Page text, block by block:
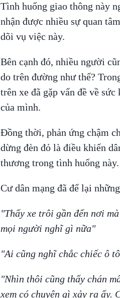
Tình huống giao thông này
nhận được nhiều sự quan
dõi vụ việc này.
Bên cạnh đó, nhiều người
do trên đường như thế?
trên xe đã gặp vấn đề về
của mình.
Đồng thời, phản ứng chậm
dừng đèn đỏ là điều khiến
thương trong tình huống này.
Cư dân mạng đã để lại
"Thấy xe trôi gần đến nơi
mọi người nghĩ gì nữa"
"Ai cũng nghĩ chắc chiếc ô
"Nhìn thôi cũng thấy chán
xem có chuyện gì xảy ra ấy.